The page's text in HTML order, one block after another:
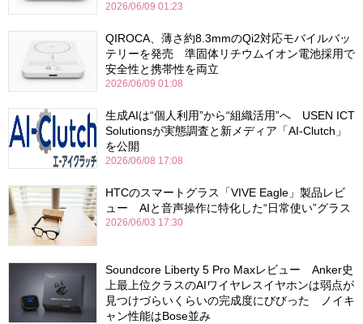
2026/06/09 01:23
QIROCA、薄さ約8.3mmのQi2対応モバイルバッ
テリーを発売 準固体リチウムイオン電池採用で
安全性と携帯性を両立
2026/06/09 01:08
生成AIは“個人利用”から“組織活用”へ USEN ICT
Solutionsが実態調査と新メディア「AI-Clutch」
を公開
2026/06/08 17:08
HTCのスマートグラス「VIVE Eagle」製品レビ
ュー AIと音声操作に特化した“日常使い”グラス
2026/06/03 17:30
Soundcore Liberty 5 Pro Maxレビュー Anker史
上最上位クラスのAIワイヤレスイヤホンは弱点が
見つけづらいくらいの完成度にびびった ノイキ
ャン性能はBose並み